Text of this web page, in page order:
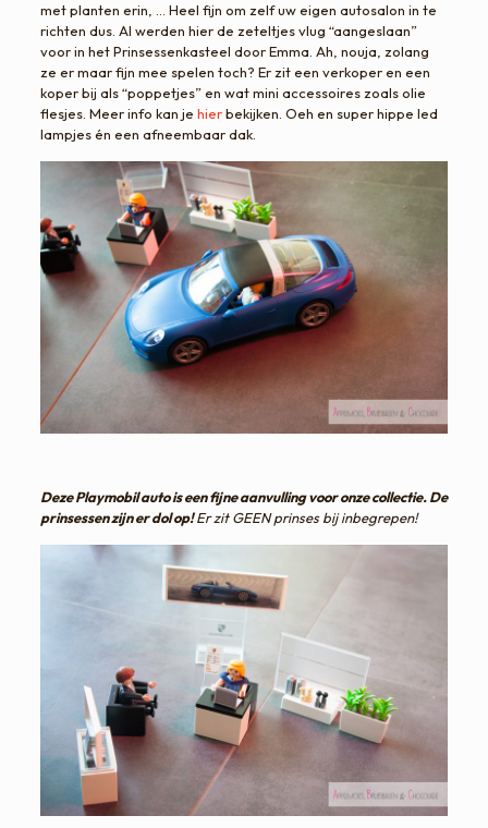
met planten erin, … Heel fijn om zelf uw eigen autosalon in te
richten dus. Al werden hier de zeteltjes vlug “aangeslaan”
voor in het Prinsessenkasteel door Emma. Ah, nouja, zolang
ze er maar fijn mee spelen toch? Er zit een verkoper en een
koper bij als “poppetjes” en wat mini accessoires zoals olie
flesjes. Meer info kan je hierbekijken. Oeh en super hippe led
lampjes én een afneembaar dak.
Deze Playmobil auto is een fijne aanvulling voor onze collectie. De
prinsessen zijn er dol op!Er zit GEEN prinses bij inbegrepen!